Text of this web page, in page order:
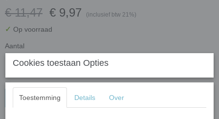
€ 11,47 € 9,97 (inclusief btw 21%)
✓ Op voorraad
Aantal
In winkelwagen
Cookies toestaan Opties
Toestemming Details Over